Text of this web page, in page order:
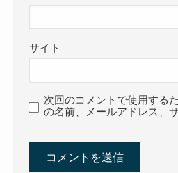
サイト
次回のコメントで使用する
の名前、メールアドレス、